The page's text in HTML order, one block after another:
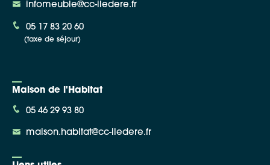
infomeuble@cc-iledere.fr
05 17 83 20 60
(taxe de séjour)
Maison de l'Habitat
05 46 29 93 80
maison.habitat@cc-iledere.fr